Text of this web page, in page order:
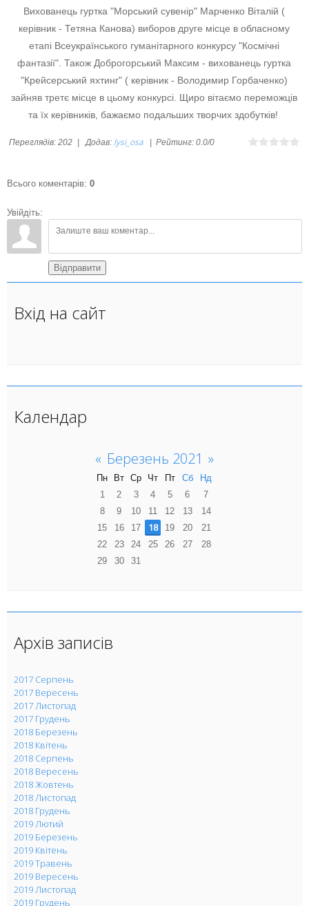
Вихованець гуртка "Морський сувенір" Марченко Віталій (
керівник - Тетяна Канова) виборов друге місце в обласному
етапі Всеукраїнського гуманітарного конкурсу "Космічні
фантазії". Також Доброгорський Максим - вихованець гуртка
"Крейсерський яхтинг" ( керівник - Володимир Горбаченко)
зайняв третє місце в цьому конкурсі. Щиро вітаємо переможців
та їх керівників, бажаємо подальших творчих здобутків!
Переглядів: 202 Додав: lysi_osa Рейтинг: 0.0/0
Всього коментарів: 0
Увійдіть:
Відправити
Вхід на сайт
Календар
« Березень 2021 »
Пн Вт Ср Чт Пт Сб
Нд
1
2 3 4 5 6
7
8
9 10 11 12 13
14
15
16 17 18 19 20
21
22
23 24 25 26 27
28
29
30 31
Архів записів
2017 Серпень
2017 Вересень
2017 Листопад
2017 Грудень
2018 Березень
2018 Квітень
2018 Серпень
2018 Вересень
2018 Жовтень
2018 Листопад
2018 Грудень
2019 Лютий
2019 Березень
2019 Квітень
2019 Травень
2019 Вересень
2019 Листопад
2019 Грудень